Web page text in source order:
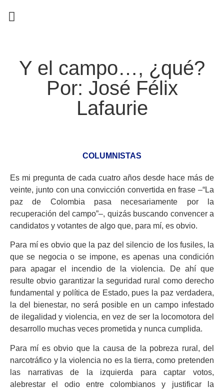
Y el campo…, ¿qué?
Por: José Félix
Lafaurie
COLUMNISTAS
Es mi pregunta de cada cuatro años desde hace más de
veinte, junto con una convicción convertida en frase –“La
paz de Colombia pasa necesariamente por la
recuperación del campo”–, quizás buscando convencer a
candidatos y votantes de algo que, para mí, es obvio.
Para mí es obvio que la paz del silencio de los fusiles, la
que se negocia o se impone, es apenas una condición
para apagar el incendio de la violencia. De ahí que
resulte obvio garantizar la seguridad rural como derecho
fundamental y política de Estado, pues la paz verdadera,
la del bienestar, no será posible en un campo infestado
de ilegalidad y violencia, en vez de ser la locomotora del
desarrollo muchas veces prometida y nunca cumplida.
Para mí es obvio que la causa de la pobreza rural, del
narcotráfico y la violencia no es la tierra, como pretenden
las narrativas de la izquierda para captar votos,
alebrestar el odio entre colombianos y justificar la